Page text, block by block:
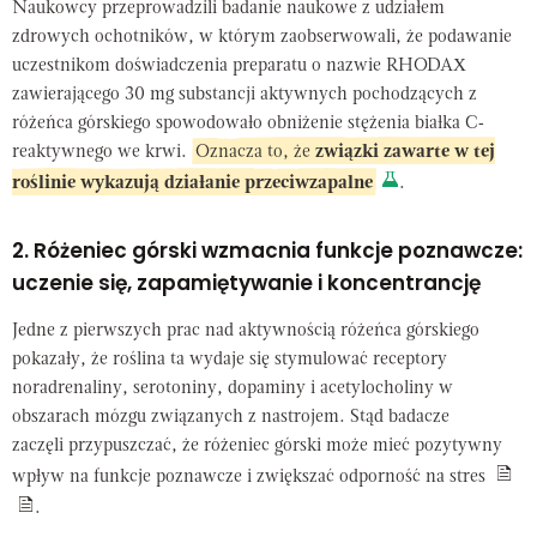
Naukowcy przeprowadzili badanie naukowe z udziałem
zdrowych ochotników, w którym zaobserwowali, że podawanie
uczestnikom doświadczenia preparatu o nazwie RHODAX
zawierającego 30 mg substancji aktywnych pochodzących z
różeńca górskiego spowodowało obniżenie stężenia białka C-
reaktywnego we krwi. Oznacza to, że związki zawarte w tej
roślinie wykazują działanie przeciwzapalne
.
2. Różeniec górski wzmacnia funkcje poznawcze:
uczenie się, zapamiętywanie i koncentrancję
Jedne z pierwszych prac nad aktywnością różeńca górskiego
pokazały, że roślina ta wydaje się stymulować receptory
noradrenaliny, serotoniny, dopaminy i acetylocholiny w
obszarach mózgu związanych z nastrojem. Stąd badacze
zaczęli przypuszczać, że różeniec górski może mieć pozytywny
wpływ na funkcje poznawcze i zwiększać odporność na stres
.